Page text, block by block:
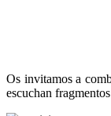
Os invitamos a
escuchan